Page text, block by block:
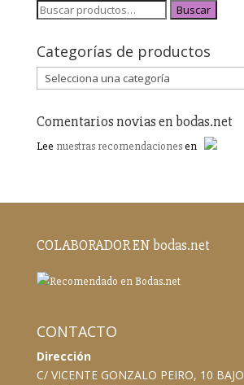
Buscar
Categorías de productos
Comentarios novias en bodas.net
Lee nuestras recomendacionesen
COLABORADOR EN bodas.net
CONTACTO
Dirección
C/ VICENTE GONZALO PEIRO, 10 BAJO